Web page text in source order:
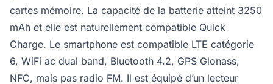
cartes mémoire. La capacité de la batterie atteint 3250
mAh et elle est naturellement compatible Quick
Charge. Le smartphone est compatible LTE catégorie
6, WiFi ac dual band, Bluetooth 4.2, GPS Glonass,
NFC, mais pas radio FM. Il est équipé d’un lecteur